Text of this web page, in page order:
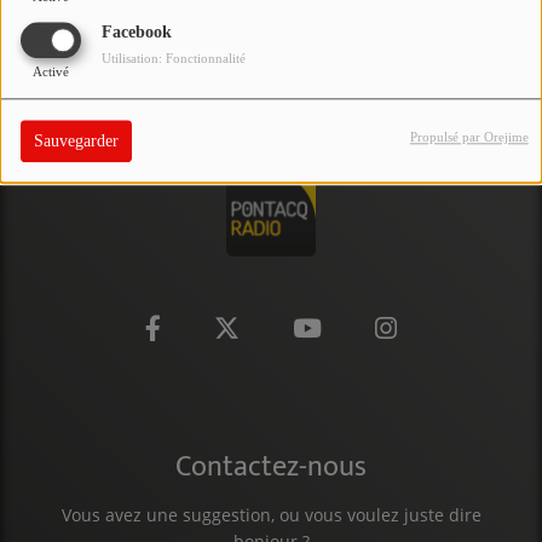
Facebook
Activé
Utilisation: Fonctionnalité
Sauvegarder Propulsé par Orejime
PARTICIPEZ
JEUX CONCOURS
RECRUTEMENT
VENEZ DANS LE PUBLIC !
Contactez-nous
Vous avez une suggestion, ou vous voulez juste dire